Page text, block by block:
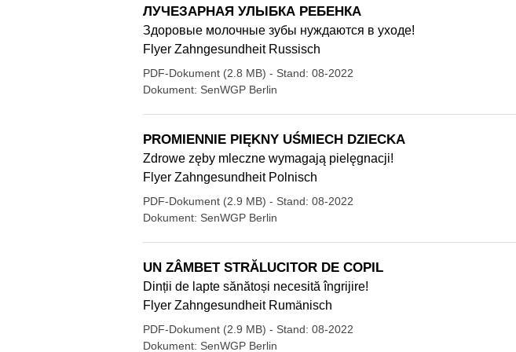
ЛУЧЕЗАРНАЯ УЛЫБКА РЕБЕНКА
Здоровые молочные зубы нуждаются в уходе!
Flyer Zahngesundheit Russisch
PDF-Dokument (2.8 MB) - Stand: 08-2022
Dokument: SenWGP Berlin
PROMIENNIE PIĘKNY UŚMIECH DZIECKA
Zdrowe zęby mleczne wymagają pielęgnacji!
Flyer Zahngesundheit Polnisch
PDF-Dokument (2.9 MB) - Stand: 08-2022
Dokument: SenWGP Berlin
UN ZÂMBET STRĂLUCITOR DE COPIL
Dinții de lapte sănătoși necesită îngrijire!
Flyer Zahngesundheit Rumänisch
PDF-Dokument (2.9 MB) - Stand: 08-2022
Dokument: SenWGP Berlin